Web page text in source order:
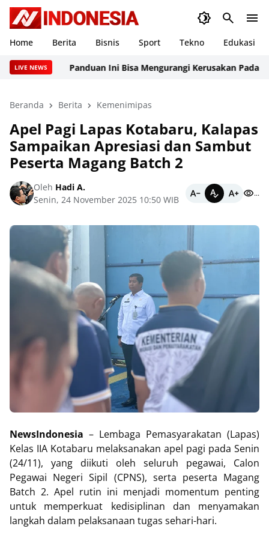
Home Berita Bisnis Sport Tekno Edukasi
LIVE NEWSPanduan Ini Bisa Mengurangi Kerusakan Pada
Beranda Berita Kemenimipas
Apel Pagi Lapas Kotabaru, Kalapas
Sampaikan Apresiasi dan Sambut
Peserta Magang Batch 2
Oleh Hadi A.
Senin, 24 November 2025 10:50 WIB
...
NewsIndonesia – Lembaga Pemasyarakatan (Lapas)
Kelas IIA Kotabaru melaksanakan apel pagi pada Senin
(24/11), yang diikuti oleh seluruh pegawai, Calon
Pegawai Negeri Sipil (CPNS), serta peserta Magang
Batch 2. Apel rutin ini menjadi momentum penting
untuk memperkuat kedisiplinan dan menyamakan
langkah dalam pelaksanaan tugas sehari-hari.